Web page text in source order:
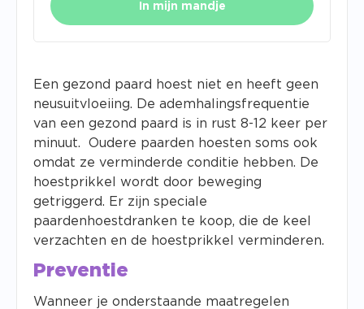
In mijn mandje
Een gezond paard hoest niet en heeft geen
neusuitvloeiing. De ademhalingsfrequentie
van een gezond paard is in rust 8-12 keer per
minuut. Oudere paarden hoesten soms ook
omdat ze verminderde conditie hebben. De
hoestprikkel wordt door beweging
getriggerd. Er zijn speciale
paardenhoestdranken te koop, die de keel
verzachten en de hoestprikkel verminderen.
Preventie
Wanneer je onderstaande maatregelen